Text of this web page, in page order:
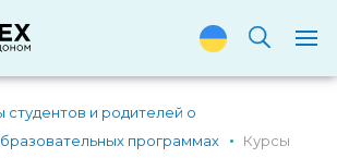
студентов и родителей о
программах
Курсы